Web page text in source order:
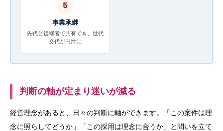
5
事業承継
先代と後継者で共有でき、世代
交代が円滑に
判断の軸が定まり迷いが減る
経営理念があると、日々の判断に軸ができます。「この案件は理
念に照らしてどうか」「この採用は理念に合うか」と問いを立て